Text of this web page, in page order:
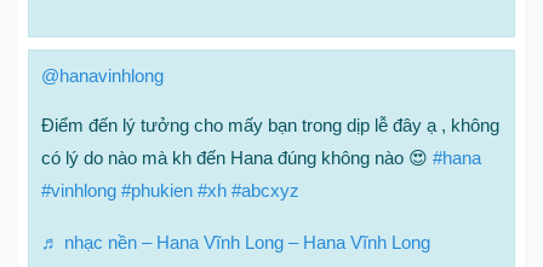
@hanavinhlong
Điểm đến lý tưởng cho mấy bạn trong dịp lễ đây ạ , không
có lý do nào mà kh đến Hana đúng không nào 😍 #hana
#vinhlong #phukien #xh #abcxyz
♬ nhạc nền – Hana Vĩnh Long – Hana Vĩnh Long